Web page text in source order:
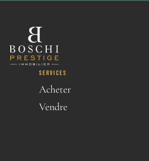
SERVICES
Acheter
Vendre